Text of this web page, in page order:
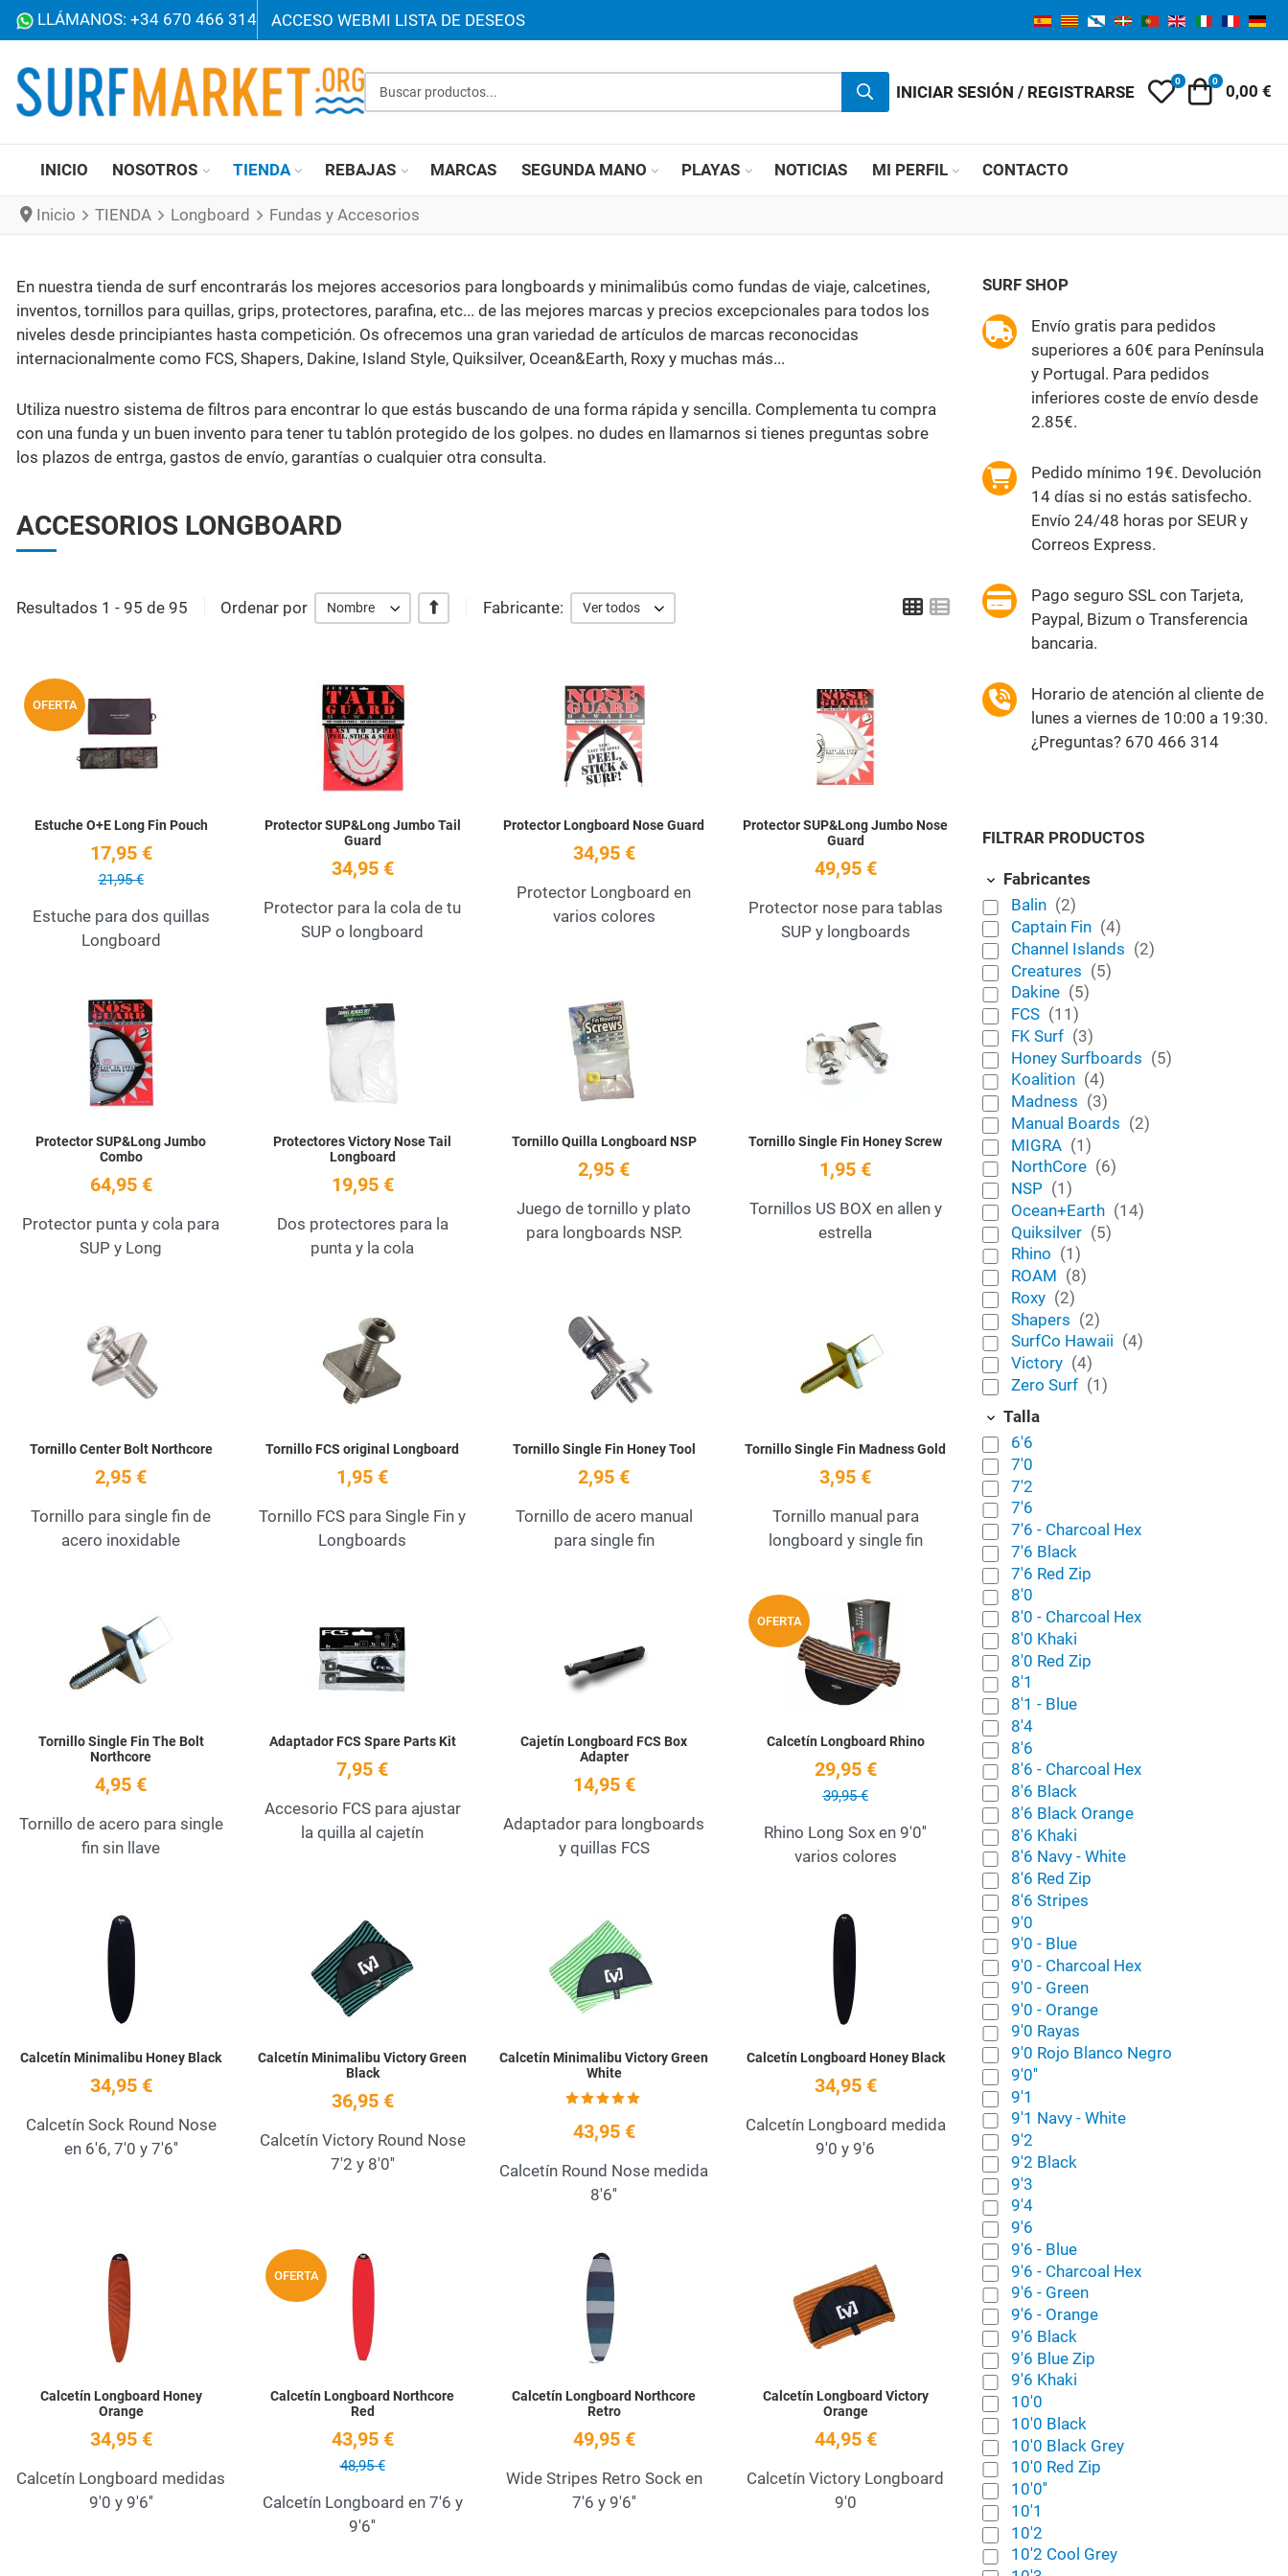
LLÁMANOS: +34 670 466 314 ACCESO WEBMI LISTA DE DESEOS
Buscar productos... INICIAR SESIÓN / REGISTRARSE Mi lista de
0 Carro
0
0,00 €
INICIO NOSOTROS TIENDA REBAJAS MARCAS SEGUNDA MANO PLAYAS NOTICIAS MI PERFIL CONTACTO
Inicio TIENDA Longboard Fundas y Accesorios
En nuestra tienda de surf encontrarás los mejores accesorios para longboards y minimalibús como fundas de viaje, calcetines,
inventos, tornillos para quillas, grips, protectores, parafina, etc... de las mejores marcas y precios excepcionales para todos los
niveles desde principiantes hasta competición. Os ofrecemos una gran variedad de artículos de marcas reconocidas
internacionalmente como FCS, Shapers, Dakine, Island Style, Quiksilver, Ocean&Earth, Roxy y muchas más...
Utiliza nuestro sistema de filtros para encontrar lo que estás buscando de una forma rápida y sencilla. Complementa tu compra
con una funda y un buen invento para tener tu tablón protegido de los golpes. no dudes en llamarnos si tienes preguntas sobre
los plazos de entrga, gastos de envío, garantías o cualquier otra consulta.
ACCESORIOS LONGBOARD
Resultados 1 - 95 de 95 Ordenar por Nombre +/- Fabricante: Ver todos GridList
OFERTA
Añadir a la lista de deseos
Estuche O+E Long Fin Pouch
17,95 €
21,95 €
Estuche para dos quillas
Longboard
Añadir a la lista de deseos
Protector SUP&Long Jumbo Tail
Guard
34,95 €
Protector para la cola de tu
SUP o longboard
Añadir a la lista de deseos
Protector Longboard Nose Guard
34,95 €
Protector Longboard en
varios colores
Añadir a la lista de deseos
Quick View
Protector SUP&Long Jumbo Nose
Guard
49,95 €
Protector nose para tablas
SUP y longboards
Añadir a la lista de deseos
Protector SUP&Long Jumbo
Combo
64,95 €
Protector punta y cola para
SUP y Long
Añadir a la lista de deseos
Protectores Victory Nose Tail
Longboard
19,95 €
Dos protectores para la
punta y la cola
Tornillo Quilla Longboard NSP
2,95 €
Juego de tornillo y plato
para longboards NSP.
Añadir a la lista de deseos
Quick View
Tornillo Single Fin Honey Screw
1,95 €
Tornillos US BOX en allen y
estrella
Tornillo Center Bolt Northcore
2,95 €
Tornillo para single fin de
acero inoxidable
Añadir a la lista de deseos
Tornillo FCS original Longboard
1,95 €
Tornillo FCS para Single Fin y
Longboards
Tornillo Single Fin Honey Tool
2,95 €
Tornillo de acero manual
para single fin
Añadir a la lista de deseos
Quick View
Tornillo Single Fin Madness Gold
3,95 €
Tornillo manual para
longboard y single fin
Tornillo Single Fin The Bolt
Northcore
4,95 €
Tornillo de acero para single
fin sin llave
Adaptador FCS Spare Parts Kit
7,95 €
Accesorio FCS para ajustar
la quilla al cajetín
Añadir a la lista de deseos
Quick View
Cajetín Longboard FCS Box
Adapter
14,95 €
Adaptador para longboards
y quillas FCS
OFERTA
Añadir a la lista de deseos
Quick View
Calcetín Longboard Rhino
29,95 €
39,95 €
Rhino Long Sox en 9'0''
varios colores
Añadir a la lista de deseos
Calcetín Minimalibu Honey Black
34,95 €
Calcetín Sock Round Nose
en 6'6, 7'0 y 7'6''
Añadir a la lista de deseos
Quick View
Calcetín Minimalibu Victory Green
Black
36,95 €
Calcetín Victory Round Nose
7'2 y 8'0''
Añadir a la lista de deseos
Calcetín Minimalibu Victory Green
White
43,95 €
Calcetín Round Nose medida
8'6''
Añadir a la lista de deseos
Quick View
Calcetín Longboard Honey Black
34,95 €
Calcetín Longboard medida
9'0 y 9'6
Añadir a la lista de deseos
Quick View
Calcetín Longboard Honey
Orange
34,95 €
Calcetín Longboard medidas
9'0 y 9'6''
OFERTA
Añadir a la lista de deseos
Calcetín Longboard Northcore
Red
43,95 €
48,95 €
Calcetín Longboard en 7'6 y
9'6''
Quick View
Calcetín Longboard Northcore
Retro
49,95 €
Wide Stripes Retro Sock en
7'6 y 9'6''
Añadir a la lista de deseos
Quick View
Calcetín Longboard Victory
Orange
44,95 €
Calcetín Victory Longboard
9'0
SURF SHOP
Envío gratis para pedidos
superiores a 60€ para Península
y Portugal. Para pedidos
inferiores coste de envío desde
2.85€.
Pedido mínimo 19€. Devolución
14 días si no estás satisfecho.
Envío 24/48 horas por SEUR y
Correos Express.
Pago seguro SSL con Tarjeta,
Paypal, Bizum o Transferencia
bancaria.
Horario de atención al cliente de
lunes a viernes de 10:00 a 19:30.
¿Preguntas? 670 466 314
FILTRAR PRODUCTOS
Fabricantes
Balin (2)
Captain Fin (4)
Channel Islands (2)
Creatures (5)
Dakine (5)
FCS (11)
FK Surf (3)
Honey Surfboards (5)
Koalition (4)
Madness (3)
Manual Boards (2)
MIGRA (1)
NorthCore (6)
NSP (1)
Ocean+Earth (14)
Quiksilver (5)
Rhino (1)
ROAM (8)
Roxy (2)
Shapers (2)
SurfCo Hawaii (4)
Victory (4)
Zero Surf (1)
Talla
6'6
7'0
7'2
7'6
7'6 - Charcoal Hex
7'6 Black
7'6 Red Zip
8'0
8'0 - Charcoal Hex
8'0 Khaki
8'0 Red Zip
8'1
8'1 - Blue
8'4
8'6
8'6 - Charcoal Hex
8'6 Black
8'6 Black Orange
8'6 Khaki
8'6 Navy - White
8'6 Red Zip
8'6 Stripes
9'0
9'0 - Blue
9'0 - Charcoal Hex
9'0 - Green
9'0 - Orange
9'0 Rayas
9'0 Rojo Blanco Negro
9'0''
9'1
9'1 Navy - White
9'2
9'2 Black
9'3
9'4
9'6
9'6 - Blue
9'6 - Charcoal Hex
9'6 - Green
9'6 - Orange
9'6 Black
9'6 Blue Zip
9'6 Khaki
10'0
10'0 Black
10'0 Black Grey
10'0 Red Zip
10'0''
10'1
10'2
10'2 Cool Grey